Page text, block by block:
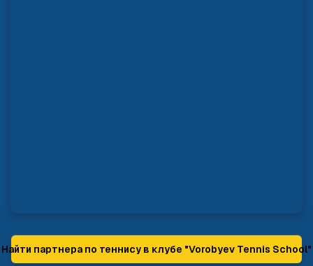
Найти партнера по теннису в клубе "Vorobyev Tennis School"